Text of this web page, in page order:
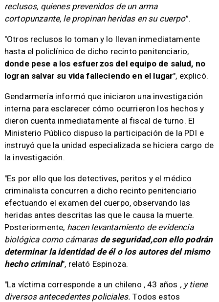
reclusos, quienes prevenidos de un arma
cortopunzante, le propinan heridas en su cuerpo”.
"Otros reclusos lo toman y lo llevan inmediatamente
hasta el policlínico de dicho recinto penitenciario,
donde pese a los esfuerzos del equipo de salud, no
logran salvar su vida falleciendo en el lugar", explicó.
Gendarmería informó que iniciaron una investigación
interna para esclarecer cómo ocurrieron los hechos y
dieron cuenta inmediatamente al fiscal de turno. El
Ministerio Público dispuso la participación de la PDI e
instruyó que la unidad especializada se hiciera cargo de
la investigación.
"Es por ello que los detectives, peritos y el médico
criminalista concurren a dicho recinto penitenciario
efectuando el examen del cuerpo, observando las
heridas antes descritas las que le causa la muerte.
Posteriormente, hacen levantamiento de evidencia
biológica como cámaras de seguridad,con ello podrán
determinar la identidad de él o los autores del mismo
hecho criminal", relató Espinoza.
"La víctima corresponde a un chileno , 43 años , y tiene
diversos antecedentes policiales.Todos estos